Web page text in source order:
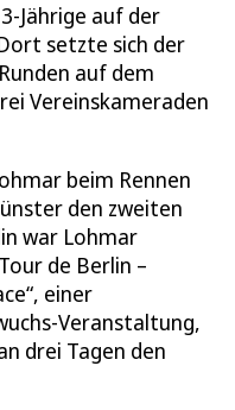
Jährige auf der
setzte sich der
auf dem
Vereinskameraden
beim Rennen
den zweiten
war Lohmar
de Berlin –
einer
Veranstaltung,
drei Tagen den